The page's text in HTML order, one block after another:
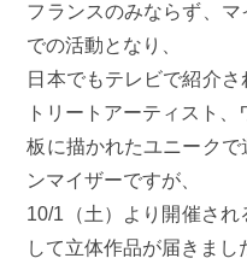
フランスのみならず、
での活動となり、
日本でもテレビで紹介
トリートアーティスト、
板に描かれたユニーク
ンマイザーですが、
10/1（土）より開催さ
して立体作品が届きまし